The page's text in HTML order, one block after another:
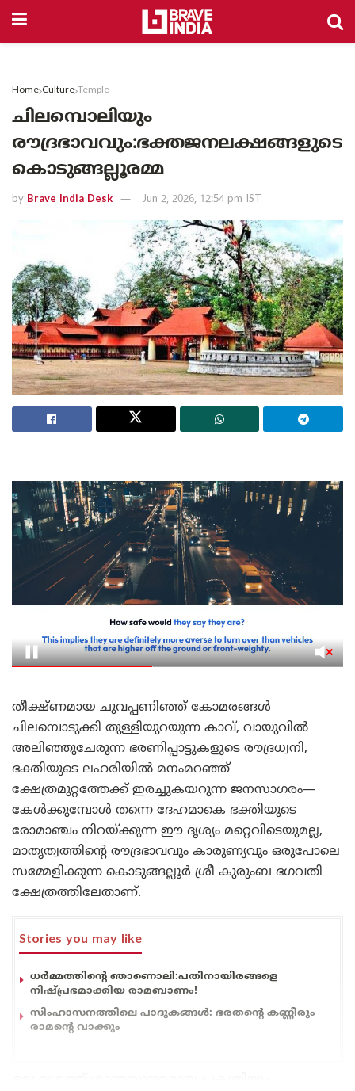
Home Culture Temple
ചിലമ്പൊലിയും
രൗദ്രഭാവവും:ഭക്തജനലക്ഷങ്ങളുടെ
കൊടുങ്ങല്ലൂരമ്മ
by Brave India Desk Jun 2, 2026, 12:54 pm IST
തീക്ഷ്ണമായ ചുവപ്പണിഞ്ഞ് കോമരങ്ങൾ
ചിലമ്പൊടുക്കി തുള്ളിയുറയുന്ന കാവ്, വായുവിൽ
അലിഞ്ഞുചേരുന്ന ഭരണിപ്പാട്ടുകളുടെ രൗദ്രധ്വനി,
ഭക്തിയുടെ ലഹരിയിൽ മനംമറഞ്ഞ്
ക്ഷേത്രമുറ്റത്തേക്ക് ഇരച്ചുകയറുന്ന ജനസാഗരം—
കേൾക്കുമ്പോൾ തന്നെ ദേഹമാകെ ഭക്തിയുടെ
രോമാഞ്ചം നിറയ്ക്കുന്ന ഈ ദൃശ്യം മറ്റെവിടെയുമല്ല,
മാതൃത്വത്തിന്റെ രൗദ്രഭാവവും കാരുണ്യവും ഒരുപോലെ
സമ്മേളിക്കുന്ന കൊടുങ്ങല്ലൂർ ശ്രീ കുരുംബ ഭഗവതി
ക്ഷേത്രത്തിലേതാണ്.
Stories you may like
ധർമ്മത്തിന്റെ ഞാണൊലി:പതിനായിരങ്ങളെ
നിഷ്പ്രഭമാക്കിയ രാമബാണം!
സിംഹാസനത്തിലെ പാദുകങ്ങൾ: ഭരതന്റെ കണ്ണീരും
രാമന്റെ വാക്കും